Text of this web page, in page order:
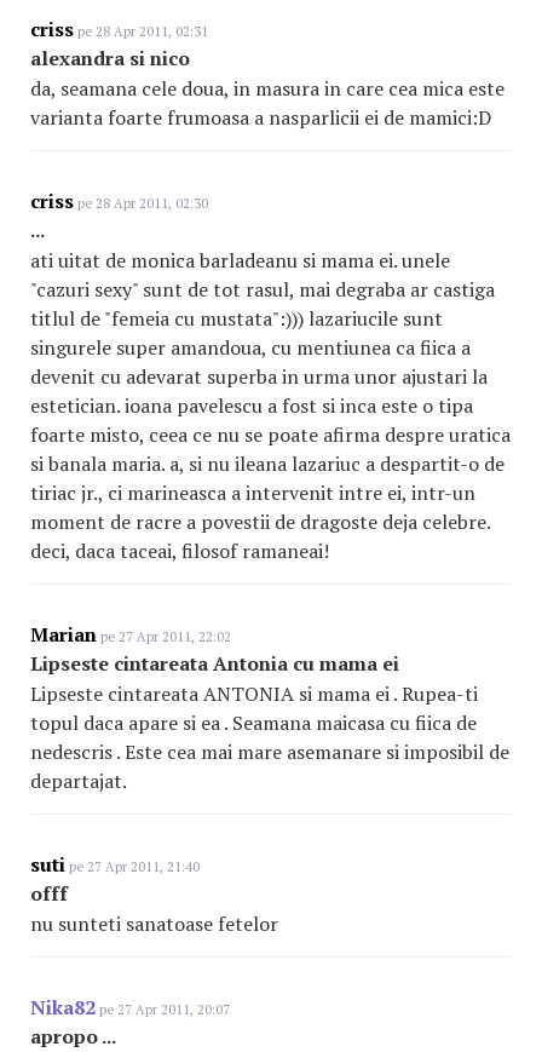
criss pe 28 Apr 2011, 02:31
alexandra si nico
da, seamana cele doua, in masura in care cea mica este
varianta foarte frumoasa a nasparlicii ei de mamici:D
criss pe 28 Apr 2011, 02:30
...
ati uitat de monica barladeanu si mama ei. unele
"cazuri sexy" sunt de tot rasul, mai degraba ar castiga
titlul de "femeia cu mustata":))) lazariucile sunt
singurele super amandoua, cu mentiunea ca fiica a
devenit cu adevarat superba in urma unor ajustari la
estetician. ioana pavelescu a fost si inca este o tipa
foarte misto, ceea ce nu se poate afirma despre uratica
si banala maria. a, si nu ileana lazariuc a despartit-o de
tiriac jr., ci marineasca a intervenit intre ei, intr-un
moment de racre a povestii de dragoste deja celebre.
deci, daca taceai, filosof ramaneai!
Marian pe 27 Apr 2011, 22:02
Lipseste cintareata Antonia cu mama ei
Lipseste cintareata ANTONIA si mama ei . Rupea-ti
topul daca apare si ea . Seamana maicasa cu fiica de
nedescris . Este cea mai mare asemanare si imposibil de
departajat.
suti pe 27 Apr 2011, 21:40
offf
nu sunteti sanatoase fetelor
Nika82 pe 27 Apr 2011, 20:07
apropo ...